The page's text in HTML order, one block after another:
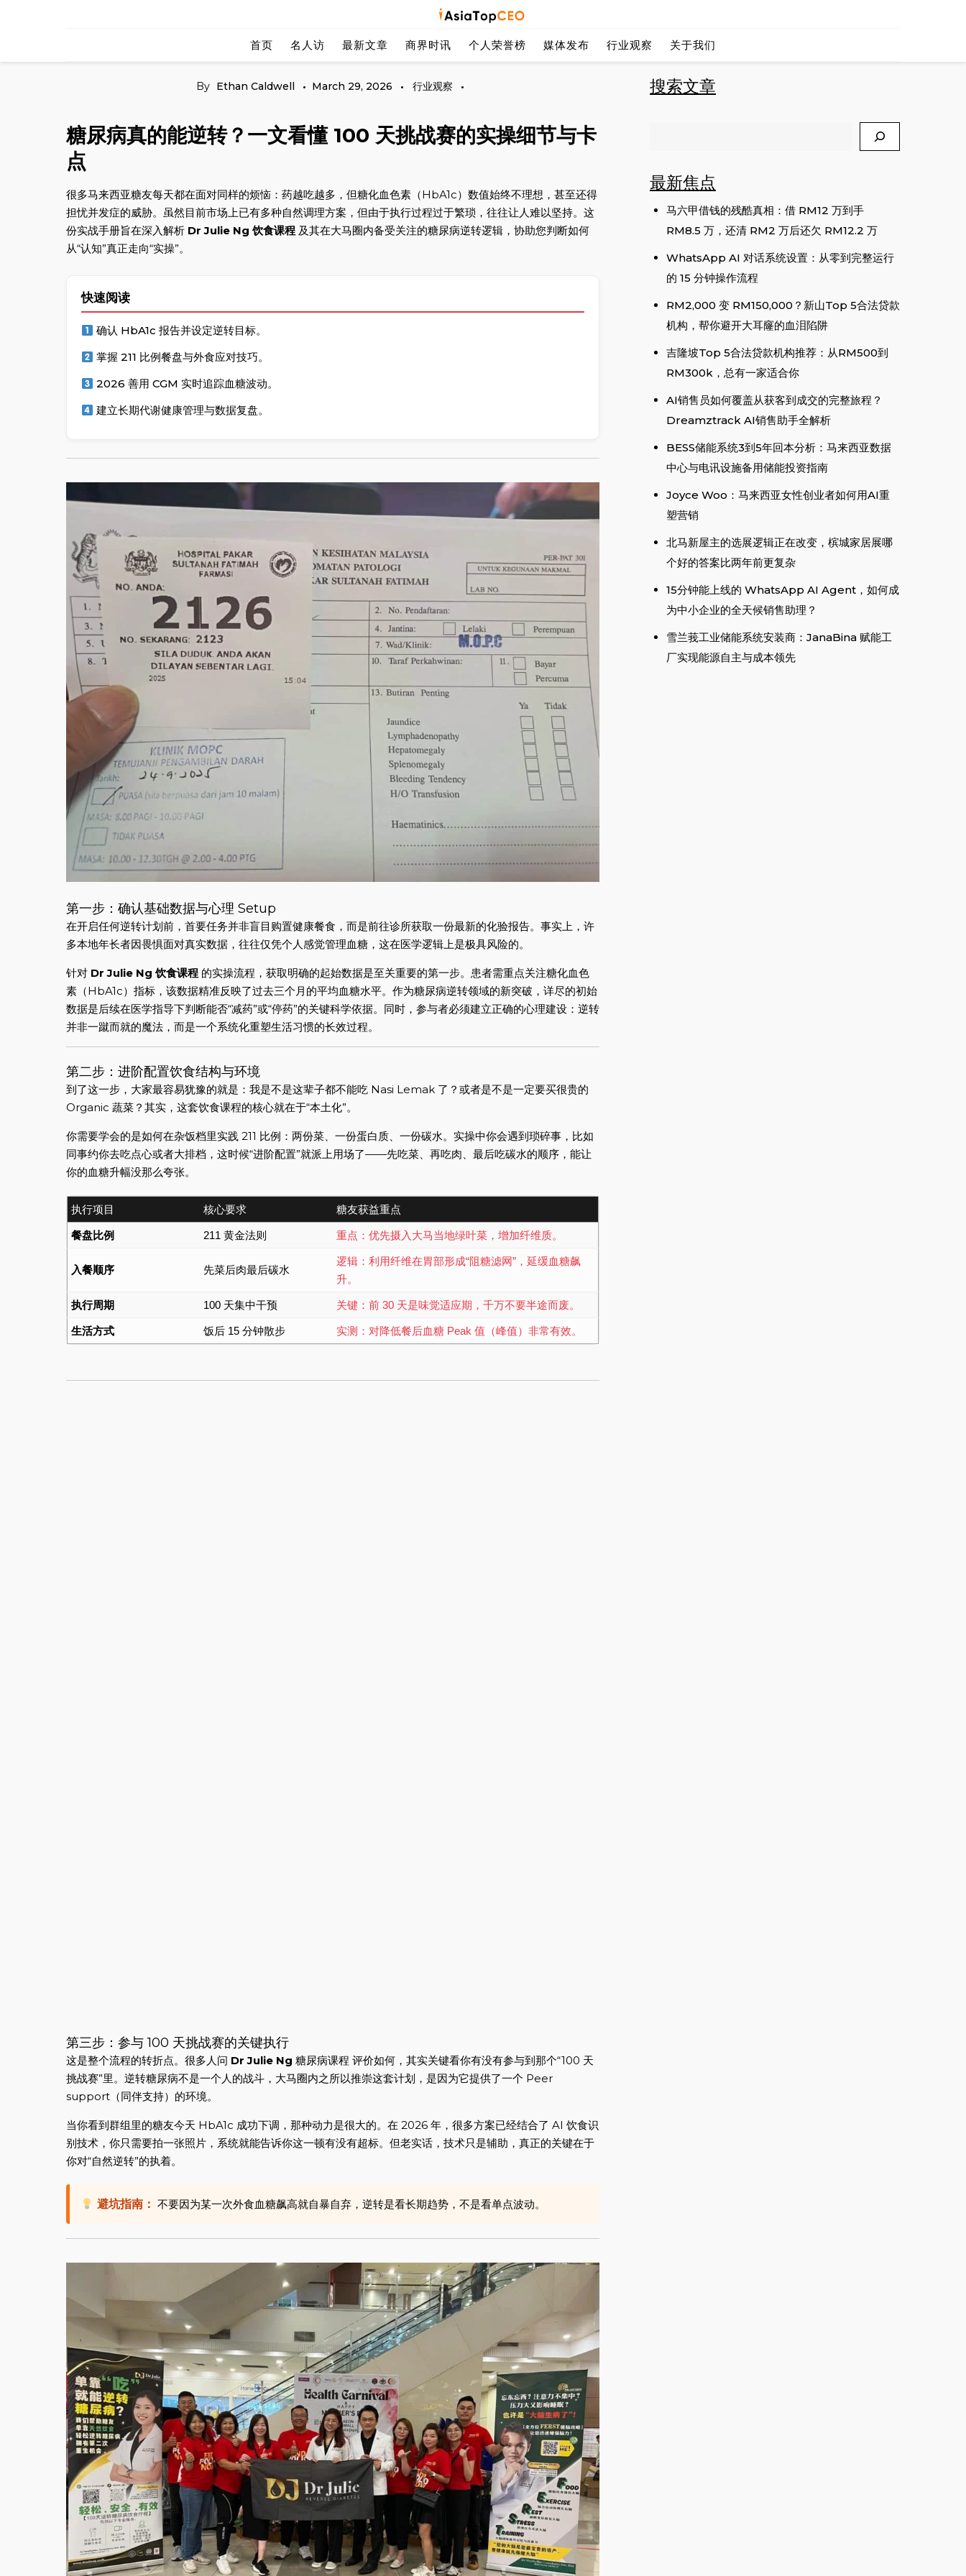
首页 名人访 最新文章 商界时讯 个人荣誉榜 媒体发布 行业观察 关于我们
By Ethan Caldwell March 29, 2026 行业观察
糖尿病真的能逆转？一文看懂 100 天挑战赛的实操细节与卡
点
很多马来西亚糖友每天都在面对同样的烦恼：药越吃越多，但糖化血色素（HbA1c）数值始终不理想，甚至还得
担忧并发症的威胁。虽然目前市场上已有多种自然调理方案，但由于执行过程过于繁琐，往往让人难以坚持。这
份实战手册旨在深入解析 Dr Julie Ng 饮食课程 及其在大马圈内备受关注的糖尿病逆转逻辑，协助您判断如何
从“认知”真正走向“实操”。
快速阅读
确认 HbA1c 报告并设定逆转目标。
掌握 211 比例餐盘与外食应对技巧。
2026 善用 CGM 实时追踪血糖波动。
建立长期代谢健康管理与数据复盘。
第一步：确认基础数据与心理 Setup
在开启任何逆转计划前，首要任务并非盲目购置健康餐食，而是前往诊所获取一份最新的化验报告。事实上，许
多本地年长者因畏惧面对真实数据，往往仅凭个人感觉管理血糖，这在医学逻辑上是极具风险的。
针对 Dr Julie Ng 饮食课程 的实操流程，获取明确的起始数据是至关重要的第一步。患者需重点关注糖化血色
素（HbA1c）指标，该数据精准反映了过去三个月的平均血糖水平。作为糖尿病逆转领域的新突破，详尽的初始
数据是后续在医学指导下判断能否“减药”或“停药”的关键科学依据。同时，参与者必须建立正确的心理建设：逆转
并非一蹴而就的魔法，而是一个系统化重塑生活习惯的长效过程。
第二步：进阶配置饮食结构与环境
到了这一步，大家最容易犹豫的就是：我是不是这辈子都不能吃 Nasi Lemak 了？或者是不是一定要买很贵的
Organic 蔬菜？其实，这套饮食课程的核心就在于“本土化”。
你需要学会的是如何在杂饭档里实践 211 比例：两份菜、一份蛋白质、一份碳水。实操中你会遇到琐碎事，比如
同事约你去吃点心或者大排档，这时候“进阶配置”就派上用场了——先吃菜、再吃肉、最后吃碳水的顺序，能让
你的血糖升幅没那么夸张。
执行项目 核心要求 糖友获益重点
餐盘比例 211 黄金法则 重点：优先摄入大马当地绿叶菜，增加纤维质。
入餐顺序 先菜后肉最后碳水
逻辑：利用纤维在胃部形成“阻糖滤网”，延缓血糖飙
升。
执行周期 100 天集中干预 关键：前 30 天是味觉适应期，千万不要半途而废。
生活方式 饭后 15 分钟散步 实测：对降低餐后血糖 Peak 值（峰值）非常有效。
第三步：参与 100 天挑战赛的关键执行
这是整个流程的转折点。很多人问 Dr Julie Ng 糖尿病课程 评价如何，其实关键看你有没有参与到那个“100 天
挑战赛”里。逆转糖尿病不是一个人的战斗，大马圈内之所以推崇这套计划，是因为它提供了一个 Peer
support（同伴支持）的环境。
当你看到群组里的糖友今天 HbA1c 成功下调，那种动力是很大的。在 2026 年，很多方案已经结合了 AI 饮食识
别技术，你只需要拍一张照片，系统就能告诉你这一顿有没有超标。但老实话，技术只是辅助，真正的关键在于
你对“自然逆转”的执着。
避坑指南： 不要因为某一次外食血糖飙高就自暴自弃，逆转是看长期趋势，不是看单点波动。
搜索文章
最新焦点
马六甲借钱的残酷真相：借 RM12 万到手
RM8.5 万，还清 RM2 万后还欠 RM12.2 万
WhatsApp AI 对话系统设置：从零到完整运行
的 15 分钟操作流程
RM2,000 变 RM150,000？新山Top 5合法贷款
机构，帮你避开大耳窿的血泪陷阱
吉隆坡Top 5合法贷款机构推荐：从RM500到
RM300k，总有一家适合你
AI销售员如何覆盖从获客到成交的完整旅程？
Dreamztrack AI销售助手全解析
BESS储能系统3到5年回本分析：马来西亚数据
中心与电讯设施备用储能投资指南
Joyce Woo：马来西亚女性创业者如何用AI重
塑营销
北马新屋主的选展逻辑正在改变，槟城家居展哪
个好的答案比两年前更复杂
15分钟能上线的 WhatsApp AI Agent，如何成
为中小企业的全天候销售助理？
雪兰莪工业储能系统安装商：JanaBina 赋能工
厂实现能源自主与成本领先